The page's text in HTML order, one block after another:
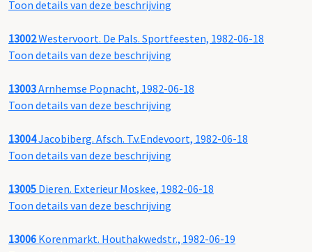
Toon details van deze beschrijving
13002Westervoort. De Pals. Sportfeesten, 1982-06-18
Toon details van deze beschrijving
13003Arnhemse Popnacht, 1982-06-18
Toon details van deze beschrijving
13004Jacobiberg. Afsch. T.v.Endevoort, 1982-06-18
Toon details van deze beschrijving
13005 Dieren. Exterieur Moskee, 1982-06-18
Toon details van deze beschrijving
13006 Korenmarkt. Houthakwedstr., 1982-06-19